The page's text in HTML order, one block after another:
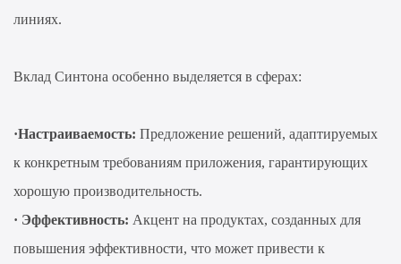
линиях.
Вклад Синтона особенно выделяется в сферах:
·Настраиваемость: Предложение решений, адаптируемых
к конкретным требованиям приложения, гарантирующих
хорошую производительность.
· Эффективность: Акцент на продуктах, созданных для
повышения эффективности, что может привести к